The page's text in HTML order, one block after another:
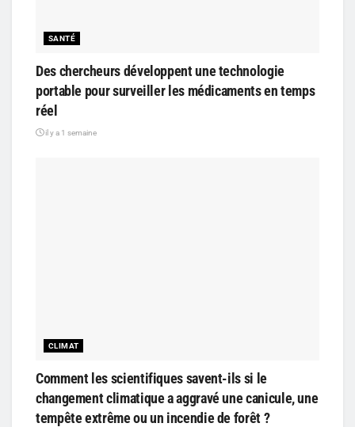
SANTÉ
Des chercheurs développent une technologie
portable pour surveiller les médicaments en temps
réel
il y a 1 semaine
CLIMAT
Comment les scientifiques savent-ils si le
changement climatique a aggravé une canicule, une
tempête extrême ou un incendie de forêt ?